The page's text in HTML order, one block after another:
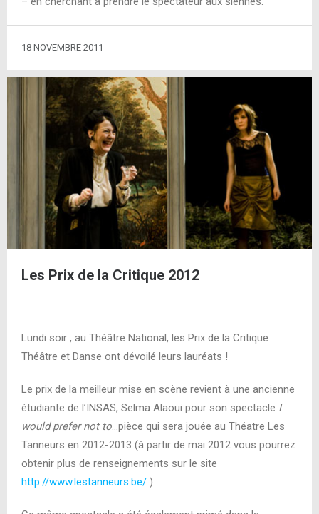
18 NOVEMBRE 2011
Les Prix de la Critique 2012
Lundi soir , au Théâtre National, les Prix de la Critique
Théâtre et Danse ont dévoilé leurs lauréats !
Le prix de la meilleur mise en scène revient à une ancienne
étudiante de l’INSAS, Selma Alaoui pour son spectacle I
would prefer not to…pièce qui sera jouée au Théatre Les
Tanneurs en 2012-2013 (à partir de mai 2012 vous pourrez
obtenir plus de renseignements sur le site
http://www.lestanneurs.be/ ) .